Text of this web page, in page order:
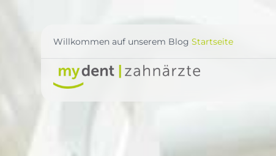
Willkommen auf unserem BlogStartseite